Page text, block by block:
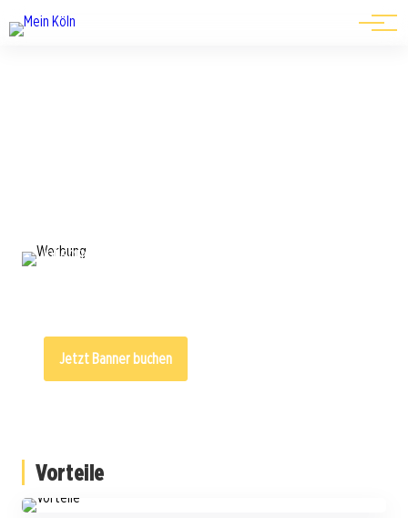
Events
integriert. Sie müssen lediglich Ihr Banner
Jetzt Banner buchen
Vorteile